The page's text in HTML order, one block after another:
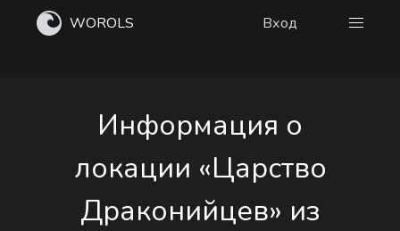
WOROLS Вход
Информация о
локации «Царство
Драконийцев» из